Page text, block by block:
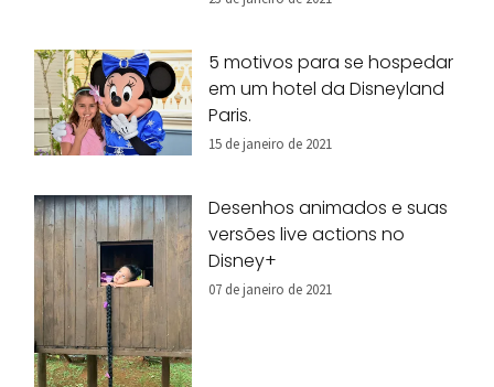
5 motivos para se hospedar
em um hotel da Disneyland
Paris.
15 de janeiro de 2021
Desenhos animados e suas
versões live actions no
Disney+
07 de janeiro de 2021